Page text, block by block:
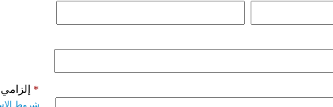
إلزامي *
شروط